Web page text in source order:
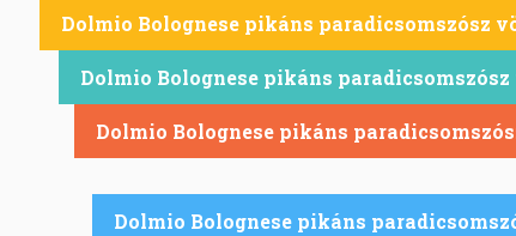
Dolmio Bolognese pikáns paradicsomszósz
Dolmio Bolognese pikáns
Dolmio Bolognese pikáns
Dolmio Bolognese pikáns